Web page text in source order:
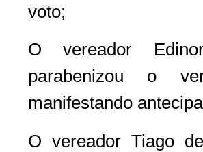
voto;
O vereador
parabenizou o
manifestando
O vereador Tiago